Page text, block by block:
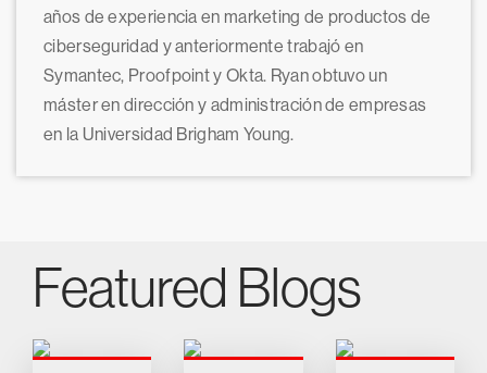
años de experiencia en marketing de productos de
ciberseguridad y anteriormente trabajó en
Symantec, Proofpoint y Okta. Ryan obtuvo un
máster en dirección y administración de empresas
en la Universidad Brigham Young.
Featured Blogs